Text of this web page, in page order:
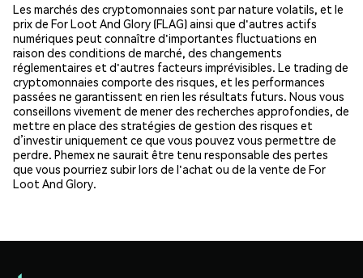
Les marchés des cryptomonnaies sont par nature volatils, et le
prix de For Loot And Glory (FLAG) ainsi que d'autres actifs
numériques peut connaître d'importantes fluctuations en
raison des conditions de marché, des changements
réglementaires et d'autres facteurs imprévisibles. Le trading de
cryptomonnaies comporte des risques, et les performances
passées ne garantissent en rien les résultats futurs. Nous vous
conseillons vivement de mener des recherches approfondies, de
mettre en place des stratégies de gestion des risques et
d’investir uniquement ce que vous pouvez vous permettre de
perdre. Phemex ne saurait être tenu responsable des pertes
que vous pourriez subir lors de l'achat ou de la vente de For
Loot And Glory.